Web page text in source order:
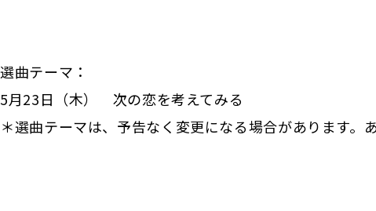
選曲テーマ：
5月23日（木） 次の恋を考えてみる
＊選曲テーマは、予告なく変更になる場合があります。